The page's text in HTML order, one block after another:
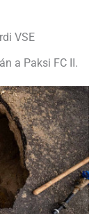
VSE
a Paksi FC II.